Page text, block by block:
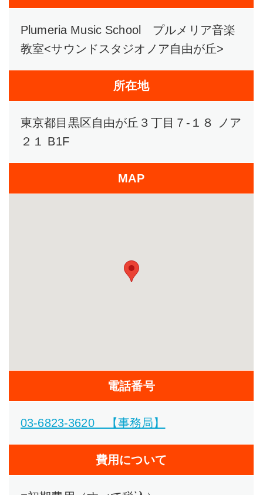
Plumeria Music School プルメリア音楽
教室<サウンドスタジオノア自由が丘>
所在地
東京都目黒区自由が丘３丁目７-１８ ノア
２１ B1F
MAP
電話番号
03-6823-3620 【事務局】
費用について